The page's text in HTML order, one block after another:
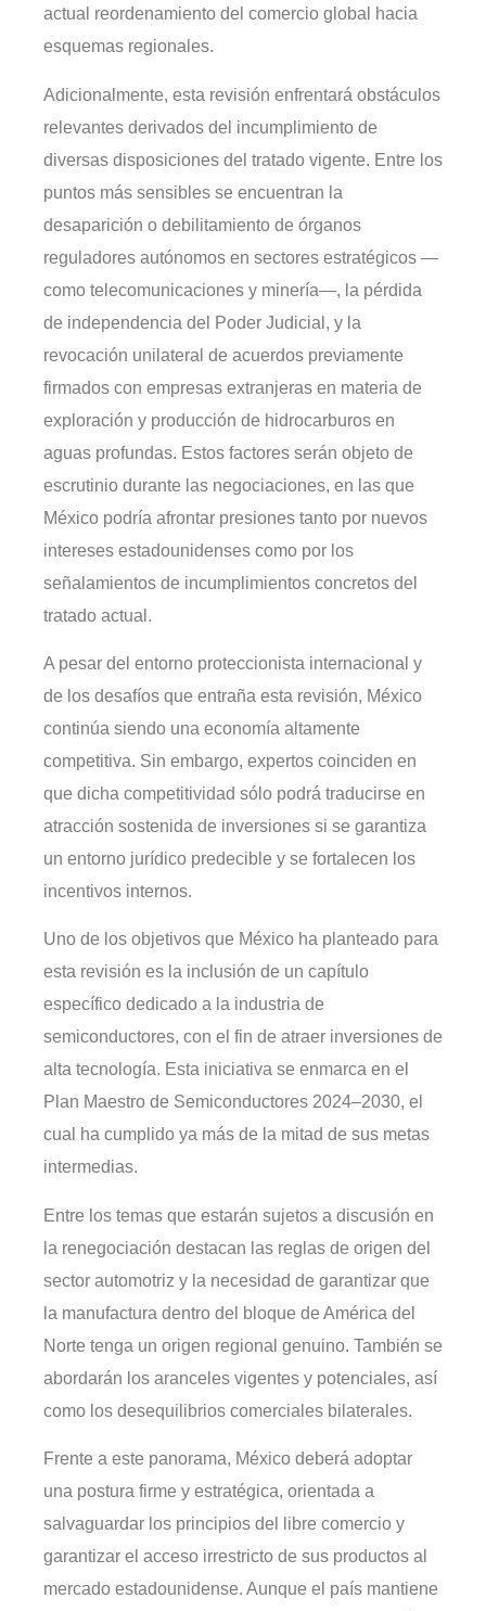
actual reordenamiento del comercio global hacia
esquemas regionales.
Adicionalmente, esta revisión enfrentará obstáculos
relevantes derivados del incumplimiento de
diversas disposiciones del tratado vigente. Entre los
puntos más sensibles se encuentran la
desaparición o debilitamiento de órganos
reguladores autónomos en sectores estratégicos —
como telecomunicaciones y minería—, la pérdida
de independencia del Poder Judicial, y la
revocación unilateral de acuerdos previamente
firmados con empresas extranjeras en materia de
exploración y producción de hidrocarburos en
aguas profundas. Estos factores serán objeto de
escrutinio durante las negociaciones, en las que
México podría afrontar presiones tanto por nuevos
intereses estadounidenses como por los
señalamientos de incumplimientos concretos del
tratado actual.
A pesar del entorno proteccionista internacional y
de los desafíos que entraña esta revisión, México
continúa siendo una economía altamente
competitiva. Sin embargo, expertos coinciden en
que dicha competitividad sólo podrá traducirse en
atracción sostenida de inversiones si se garantiza
un entorno jurídico predecible y se fortalecen los
incentivos internos.
Uno de los objetivos que México ha planteado para
esta revisión es la inclusión de un capítulo
específico dedicado a la industria de
semiconductores, con el fin de atraer inversiones de
alta tecnología. Esta iniciativa se enmarca en el
Plan Maestro de Semiconductores 2024–2030, el
cual ha cumplido ya más de la mitad de sus metas
intermedias.
Entre los temas que estarán sujetos a discusión en
la renegociación destacan las reglas de origen del
sector automotriz y la necesidad de garantizar que
la manufactura dentro del bloque de América del
Norte tenga un origen regional genuino. También se
abordarán los aranceles vigentes y potenciales, así
como los desequilibrios comerciales bilaterales.
Frente a este panorama, México deberá adoptar
una postura firme y estratégica, orientada a
salvaguardar los principios del libre comercio y
garantizar el acceso irrestricto de sus productos al
mercado estadounidense. Aunque el país mantiene